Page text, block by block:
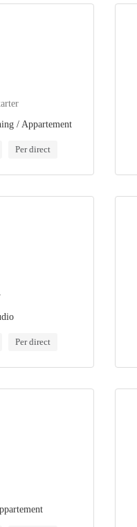
/ Appartement
Per direct
Per direct